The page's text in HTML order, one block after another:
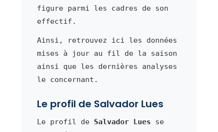
figure parmi les cadres de son
effectif.
Ainsi, retrouvez ici les données
mises à jour au fil de la saison
ainsi que les dernières analyses
le concernant.
Le profil de Salvador Lues
Le profil de Salvador Lues se